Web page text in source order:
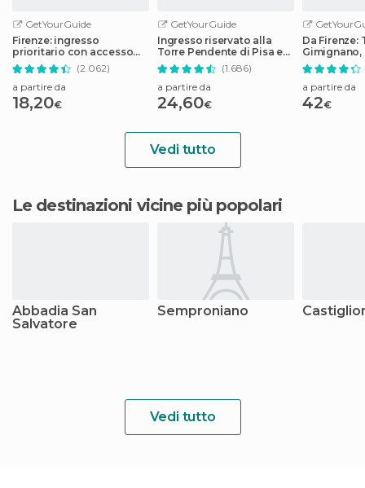
GetYourGuide
Firenze: ingresso
prioritario con accesso
programmato alla Galleria
degli Uffizi
(2.062)
a partire da
18,20€
GetYourGuide
Ingresso riservato alla
Torre Pendente di Pisa e
al Duomo
(1.686)
a partire da
24,60€
Da Firenze:
Gimignano,
a partire da
42€
Vedi tutto
Le destinazioni vicine più popolari
Abbadia San
Salvatore
Semproniano
Vedi tutto